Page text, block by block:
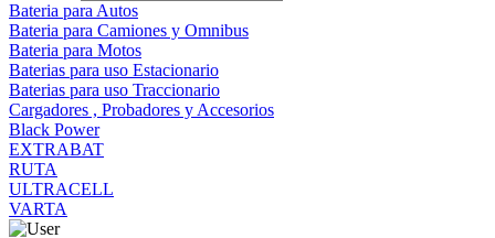
Bateria para Autos
Bateria para Camiones y Omnibus
Bateria para Motos
Baterias para uso Estacionario
Baterias para uso Traccionario
Cargadores , Probadores y Accesorios
Black Power
EXTRABAT
RUTA
ULTRACELL
VARTA